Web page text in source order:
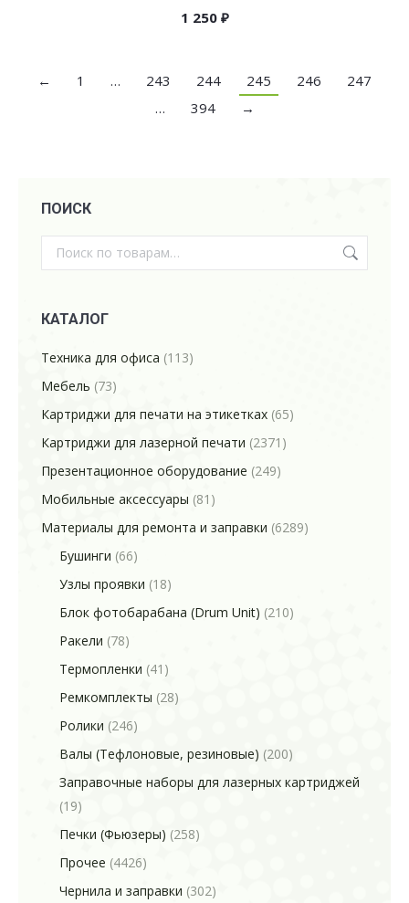
1 250 ₽
← 1 … 243 244 245 246
247
…
394 →
ПОИСК
КАТАЛОГ
Техника для офиса (113)
Мебель (73)
Картриджи для печати на этикетках (65)
Картриджи для лазерной печати (2371)
Презентационное оборудование (249)
Мобильные аксессуары (81)
Материалы для ремонта и заправки (6289)
Бушинги (66)
Узлы проявки (18)
Блок фотобарабана (Drum Unit) (210)
Ракели (78)
Термопленки (41)
Ремкомплекты (28)
Ролики (246)
Валы (Тефлоновые, резиновые) (200)
Заправочные наборы для лазерных картриджей
(19)
Печки (Фьюзеры) (258)
Прочее (4426)
Чернила и заправки (302)